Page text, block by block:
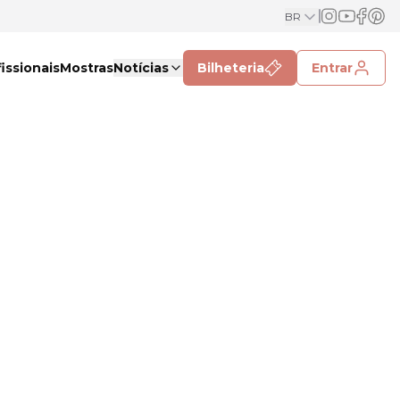
BR
MostrasNotícias Bilheteria Entrar